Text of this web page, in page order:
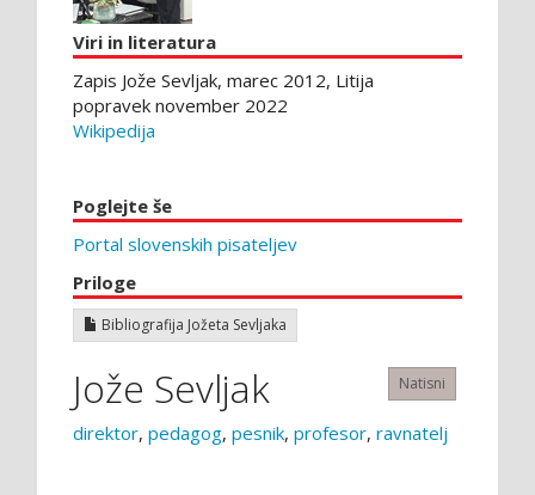
Viri in literatura
Zapis Jože Sevljak, marec 2012, Litija
popravek november 2022
Wikipedija
Poglejte še
Portal slovenskih pisateljev
Priloge
Bibliografija Jožeta Sevljaka
Natisni
Jože Sevljak
direktor, pedagog, pesnik, profesor, ravnatelj